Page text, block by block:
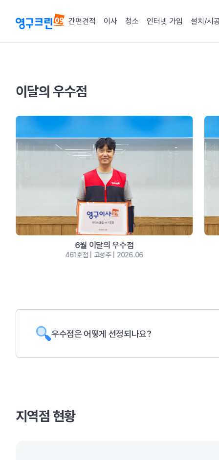
간편견적 이사 청소 인터넷 가입 설치/시
지역점 현황이달의 우수점
6월 이달의 우수점
461호점 | 고성주 | 2026.06
우수점은 어떻게 선정되나요?
지역점 현황